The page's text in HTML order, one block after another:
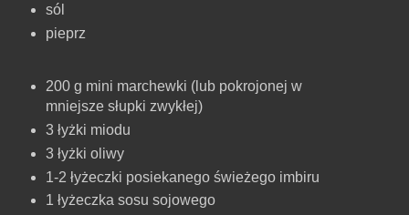
sól
pieprz
200 g mini marchewki (lub pokrojonej w
mniejsze słupki zwykłej)
3 łyżki miodu
3 łyżki oliwy
1-2 łyżeczki posiekanego świeżego imbiru
1 łyżeczka sosu sojowego